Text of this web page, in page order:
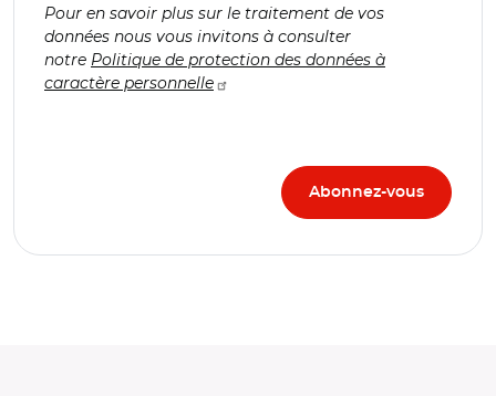
Pour en savoir plus sur le traitement de vos
données nous vous invitons à consulter
notre Politique de protection des données à
caractère personnelle